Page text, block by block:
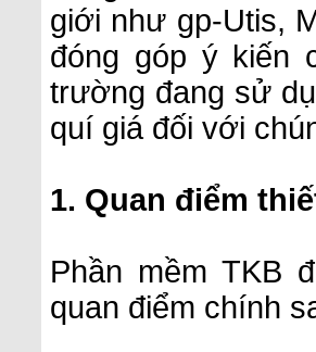
giới như gp-Utis,
đóng góp ý kiến
trường đang sử
quí giá đối với
1. Quan điểm
Phần mềm TKB
quan điểm chính